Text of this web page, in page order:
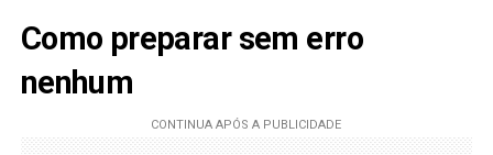
Como preparar sem erro
nenhum